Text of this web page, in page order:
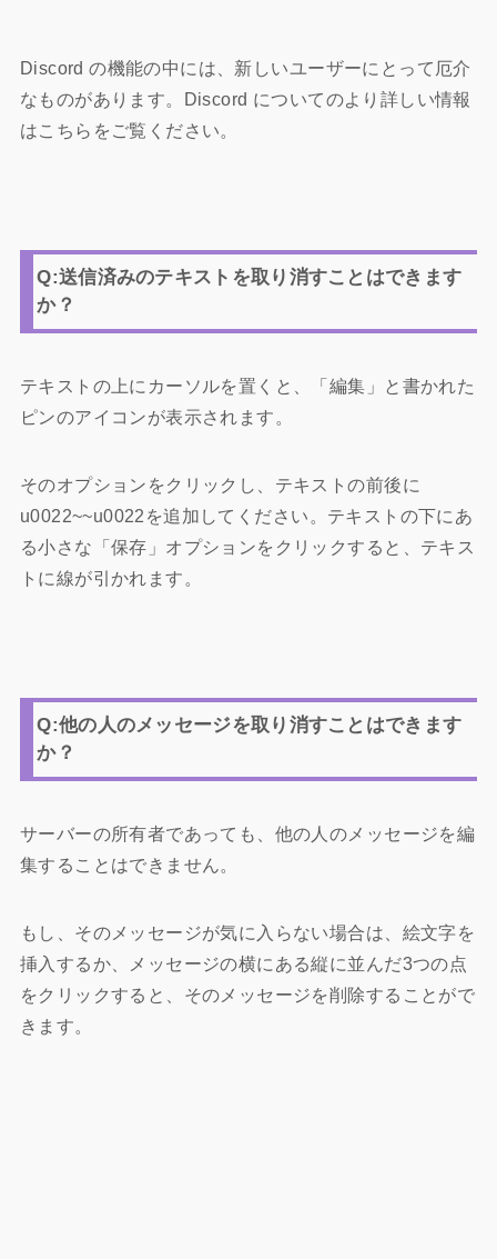
Discord の機能の中には、新しいユーザーにとって厄介
なものがあります。Discord についてのより詳しい情報
はこちらをご覧ください。
Q:送信済みのテキストを取り消すことはできます
か？
テキストの上にカーソルを置くと、「編集」と書かれた
ピンのアイコンが表示されます。
そのオプションをクリックし、テキストの前後に
u0022~~u0022を追加してください。テキストの下にあ
る小さな「保存」オプションをクリックすると、テキス
トに線が引かれます。
Q:他の人のメッセージを取り消すことはできます
か？
サーバーの所有者であっても、他の人のメッセージを編
集することはできません。
もし、そのメッセージが気に入らない場合は、絵文字を
挿入するか、メッセージの横にある縦に並んだ3つの点
をクリックすると、そのメッセージを削除することがで
きます。